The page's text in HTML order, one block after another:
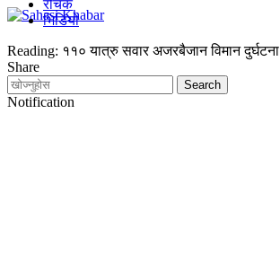
रोचक
भिडियो
Reading: ११० यात्रु सवार अजरबैजान विमान दुर्घटना
Share
Notification